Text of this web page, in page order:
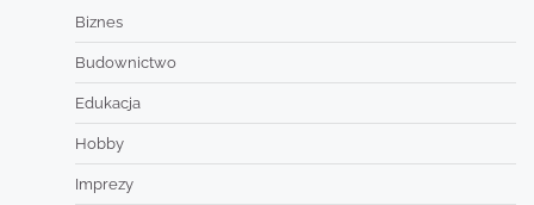
Biznes
Budownictwo
Edukacja
Hobby
Imprezy